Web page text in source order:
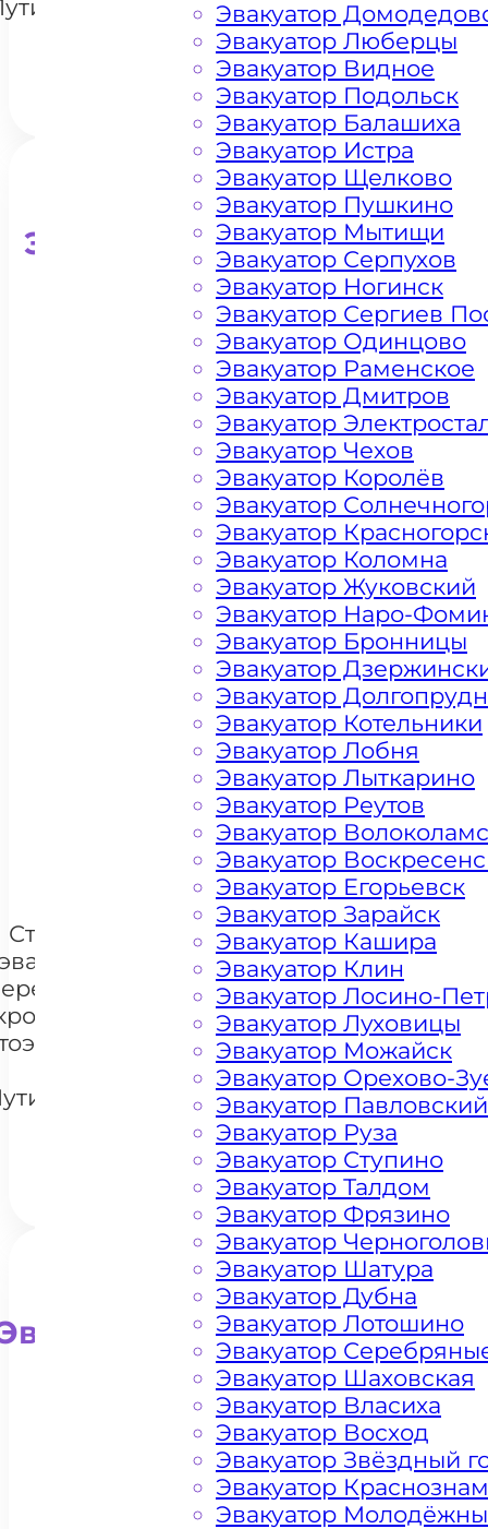
Эвакуатор для
Цена от 4500 рублей
+ 100 РУБЛЕЙ ЗА КИЛОМЕТР
Стоимость
и
+7 985 222 99 01
для
Эвакуатор
Эвакуатор Люберцы
Эвакуатор Видное
Эвакуатор Подольск
Эвакуатор Балашиха
Эвакуатор Истра
Эвакуатор Щелково
Эвакуатор Пушкино
Эвакуатор Мытищи
Эвакуатор Серпухов
Эвакуатор Ногинск
Эвакуатор Сергиев
Эвакуатор Одинцово
Эвакуатор Раменское
Эвакуатор Дмитров
Эвакуатор
Эвакуатор Чехов
Эвакуатор Королёв
Эвакуатор
Эвакуатор
Эвакуатор Коломна
Эвакуатор Жуковский
Эвакуатор Наро-
Эвакуатор Бронницы
Эвакуатор
Эвакуатор
Эвакуатор Котельники
Эвакуатор Лобня
Эвакуатор Лыткарино
Эвакуатор Реутов
Эвакуатор
Эвакуатор
Эвакуатор Егорьевск
Эвакуатор Зарайск
Эвакуатор Кашира
Эвакуатор Клин
Эвакуатор Лосино-
Эвакуатор Луховицы
Эвакуатор Можайск
Эвакуатор Орехово-
Эвакуатор
Эвакуатор Руза
Эвакуатор Ступино
Эвакуатор Талдом
Эвакуатор Фрязино
Эвакуатор
Эвакуатор Шатура
Эвакуатор Дубна
Эвакуатор Лотошино
Эвакуатор
Эвакуатор Шаховская
Эвакуатор Власиха
Эвакуатор Восход
Эвакуатор Звёздный
Эвакуатор
Эвакуатор